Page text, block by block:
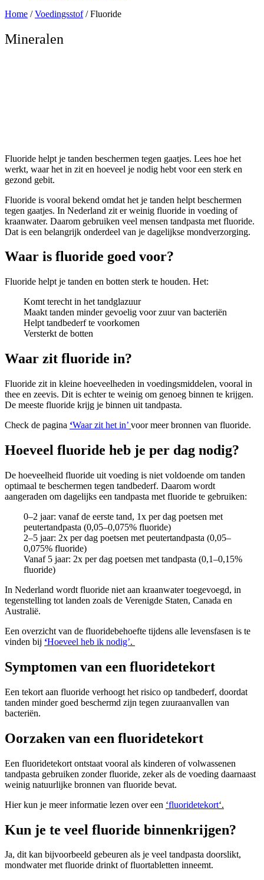
Home /Voedingsstof/ Fluoride
Mineralen
Fluoride helpt je tanden beschermen tegen gaatjes. Lees hoe het
werkt, waar het in zit en hoeveel je nodig hebt voor een sterk en
gezond gebit.
Fluoride is vooral bekend omdat het je tanden helpt beschermen
tegen gaatjes. In Nederland zit er weinig fluoride in voeding of
kraanwater. Daarom gebruiken veel mensen tandpasta met fluoride.
Dat is een belangrijk onderdeel van je dagelijkse mondverzorging.
Waar is fluoride goed voor?
Fluoride helpt je tanden en botten sterk te houden. Het:
Komt terecht in het tandglazuur
Maakt tanden minder gevoelig voor zuur van bacteriën
Helpt tandbederf te voorkomen
Versterkt de botten
Waar zit fluoride in?
Fluoride zit in kleine hoeveelheden in voedingsmiddelen, vooral in
thee en zeevis. Dit is echter te weinig om genoeg binnen te krijgen.
De meeste fluoride krijg je binnen uit tandpasta.
Check de pagina ‘Waar zit het in’ voor meer bronnen van fluoride.
Hoeveel fluoride heb je per dag nodig?
De hoeveelheid fluoride uit voeding is niet voldoende om tanden
optimaal te beschermen tegen tandbederf. Daarom wordt
aangeraden om dagelijks een tandpasta met fluoride te gebruiken:
0–2 jaar: vanaf de eerste tand, 1x per dag poetsen met
peutertandpasta (0,05–0,075% fluoride)
2–5 jaar: 2x per dag poetsen met peutertandpasta (0,05–
0,075% fluoride)
Vanaf 5 jaar: 2x per dag poetsen met tandpasta (0,1–0,15%
fluoride)
In Nederland wordt fluoride niet aan kraanwater toegevoegd, in
tegenstelling tot landen zoals de Verenigde Staten, Canada en
Australië.
Een overzicht van de fluoridebehoefte tijdens alle levensfasen is te
vinden bij ‘Hoeveel heb ik nodig’.
Symptomen van een fluoridetekort
Een tekort aan fluoride verhoogt het risico op tandbederf, doordat
tanden minder goed beschermd zijn tegen zuuraanvallen van
bacteriën.
Oorzaken van een fluoridetekort
Een fluoridetekort ontstaat vooral als kinderen of volwassenen
tandpasta gebruiken zonder fluoride, zeker als de voeding daarnaast
weinig natuurlijke bronnen van fluoride bevat.
Hier kun je meer informatie lezen over een ‘fluoridetekort‘.
Kun je te veel fluoride binnenkrijgen?
Ja, dit kan bijvoorbeeld gebeuren als je veel tandpasta doorslikt,
mondwater met fluoride drinkt of fluortabletten inneemt.